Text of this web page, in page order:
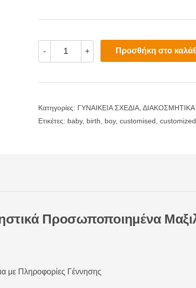
-
Αναμνηστικά
Προσωποποιημένα
Μαξιλαράκια
Πληροφορίες
+ Προσθήκη στο
Κατηγορίες: ΓΥΝΑΙΚΕΙΑ ΣΧΕΔΙΑ, ΔΙΑΚΟΣΜΗΤΙΚΑ
Ετικέτες: baby, birth, boy, customised, customized
Προσωποποιημένα
με Πληροφορίες Γέννησης